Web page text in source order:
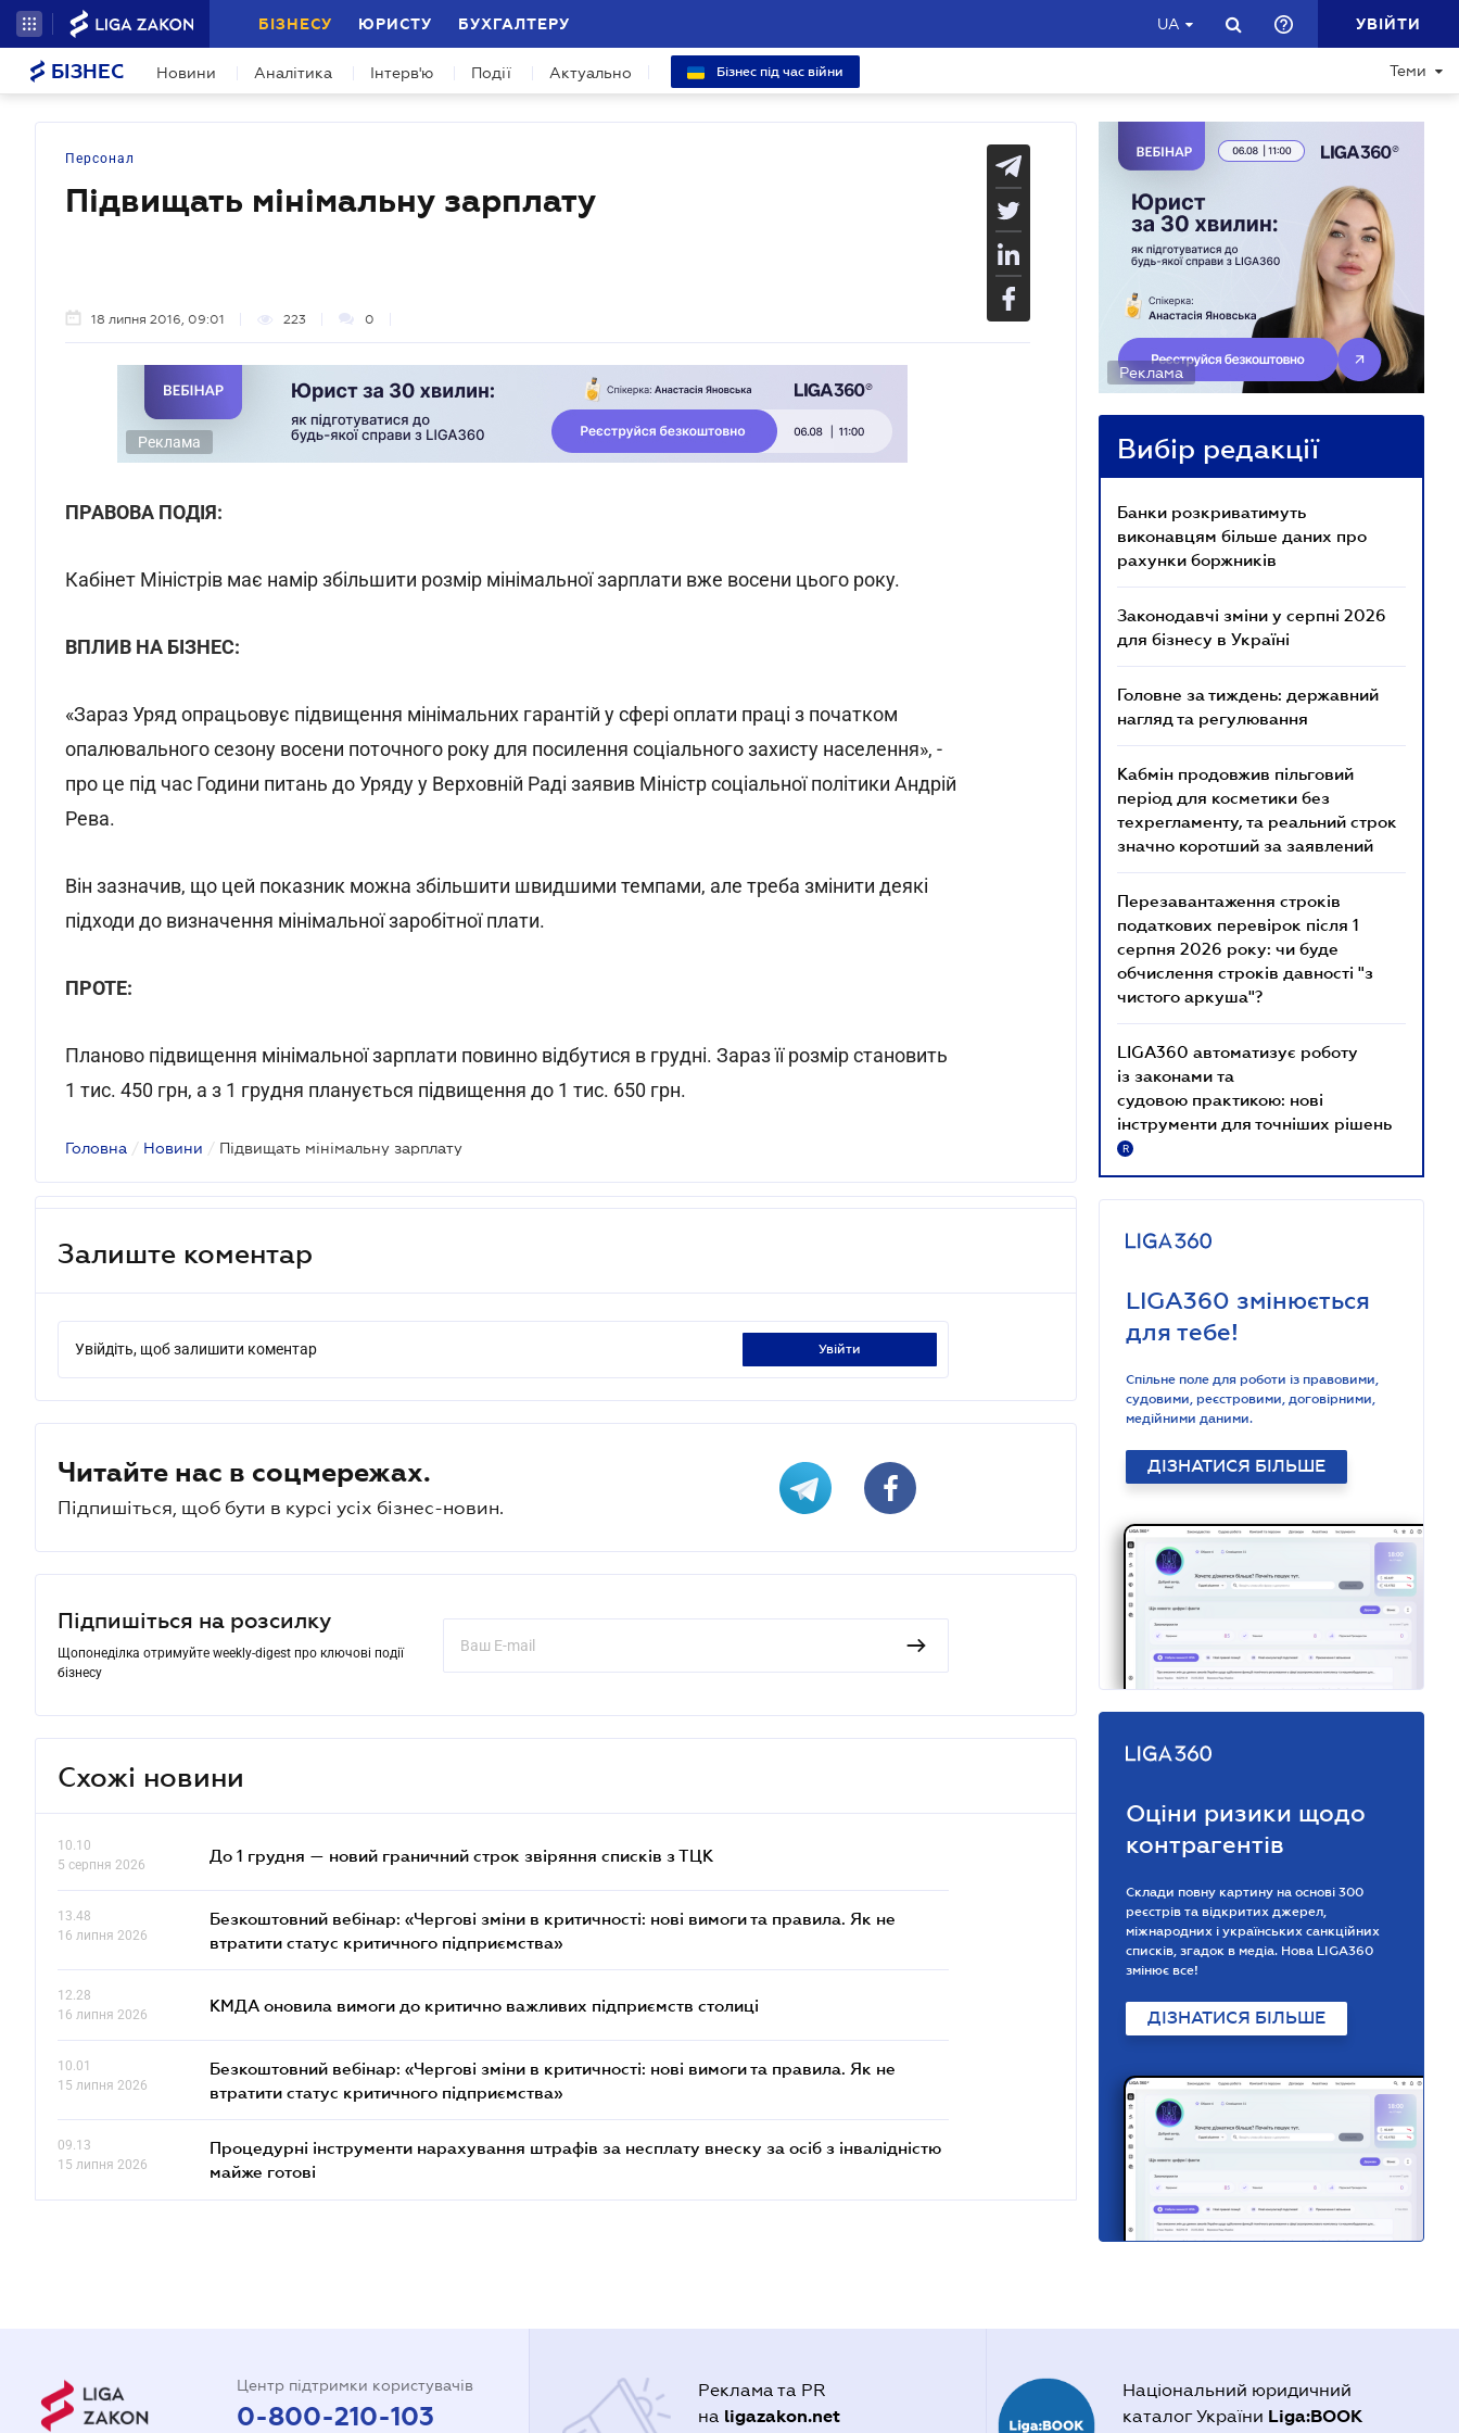
БІЗНЕСУ ЮРИСТУ БУХГАЛТЕРУ UA УВІЙТИ
БІЗНЕС Новини Аналітика Інтерв'ю Події Актуально Бізнес під час війни Теми
Персонал
Підвищать мінімальну зарплату
18 липня 2016, 09:01 223 0
Реклама
ПРАВОВА ПОДІЯ:
Кабінет Міністрів має намір збільшити розмір мінімальної зарплати вже восени цього року.
ВПЛИВ НА БІЗНЕС:
«Зараз Уряд опрацьовує підвищення мінімальних гарантій у сфері оплати праці з початком
опалювального сезону восени поточного року для посилення соціального захисту населення», -
про це під час Години питань до Уряду у Верховній Раді заявив Міністр соціальної політики Андрій
Рева.
Він зазначив, що цей показник можна збільшити швидшими темпами, але треба змінити деякі
підходи до визначення мінімальної заробітної плати.
ПРОТЕ:
Планово підвищення мінімальної зарплати повинно відбутися в грудні. Зараз її розмір становить
1 тис. 450 грн, а з 1 грудня планується підвищення до 1 тис. 650 грн.
Головна / Новини / Підвищать мінімальну зарплату
Залиште коментар
Увійдіть, щоб залишити коментар увійти
Читайте нас в соцмережах.
Підпишіться, щоб бути в курсі усіх бізнес-новин.
Підпишіться на розсилку
Щопонеділка отримуйте weekly-digest про ключові події
бізнесу
Схожі новини
10.10
5 серпня 2026
До 1 грудня — новий граничний строк звіряння списків з ТЦК
13.48
16 липня 2026
Безкоштовний вебінар: «Чергові зміни в критичності: нові вимоги та правила. Як не
втратити статус критичного підприємства»
12.28
16 липня 2026
КМДА оновила вимоги до критично важливих підприємств столиці
10.01
15 липня 2026
Безкоштовний вебінар: «Чергові зміни в критичності: нові вимоги та правила. Як не
втратити статус критичного підприємства»
09.13
15 липня 2026
Процедурні інструменти нарахування штрафів за несплату внеску за осіб з інвалідністю
майже готові
Реклама
Вибір редакції
Банки розкриватимуть
виконавцям більше даних про
рахунки боржників
Законодавчі зміни у серпні 2026
для бізнесу в Україні
Головне за тиждень: державний
нагляд та регулювання
Кабмін продовжив пільговий
період для косметики без
техрегламенту, та реальний строк
значно коротший за заявлений
Перезавантаження строків
податкових перевірок після 1
серпня 2026 року: чи буде
обчислення строків давності "з
чистого аркуша"?
LIGA360 автоматизує роботу
із законами та
судовою практикою: нові
інструменти для точніших рішень
R
LIGA360 змінюється
для тебе!
Спільне поле для роботи із правовими,
судовими, реєстровими, договірними,
медійними даними.
ДІЗНАТИСЯ БІЛЬШЕ
Оціни ризики щодо
контрагентів
Склади повну картину на основі 300
реєстрів та відкритих джерел,
міжнародних і українських санкційних
списків, згадок в медіа. Нова LIGA360
змінює все!
ДІЗНАТИСЯ БІЛЬШЕ
Центр підтримки користувачів
0-800-210-103
Реклама та PR
на ligazakon.net
Національний юридичний
каталог України Liga:BOOK